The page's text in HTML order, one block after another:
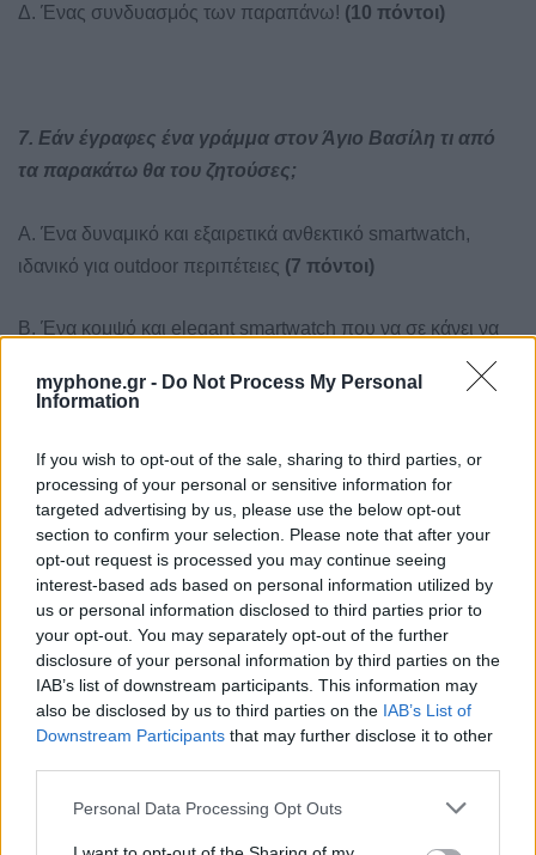
myphone.gr - Do Not Process My Personal
Information
If you wish to opt-out of the sale, sharing to third parties, or
processing of your personal or sensitive information for
targeted advertising by us, please use the below opt-out
section to confirm your selection. Please note that after your
opt-out request is processed you may continue seeing
interest-based ads based on personal information utilized by
us or personal information disclosed to third parties prior to
your opt-out. You may separately opt-out of the further
disclosure of your personal information by third parties on the
IAB’s list of downstream participants. This information may
also be disclosed by us to third parties on the IAB’s List of
Downstream Participants that may further disclose it to other
Personal Data Processing Opt Outs
Δ. Ένας συνδυασμός των παραπάνω! (10 πόντοι)
7. Εάν έγραφες ένα γράμμα στον Άγιο Βασίλη τι από
τα παρακάτω θα του ζητούσες;
Α. Ένα δυναμικό και εξαιρετικά ανθεκτικό smartwatch,
ιδανικό για outdoor περιπέτειες (7 πόντοι)
Β. Ένα κομψό και elegant smartwatch που να σε κάνει να
cool True Wireless ακουστικά – (8 πόντοι)
Δ. Ένα smartwatch που λειτουργεί ως ο καλύτερος βοηθός
υγείας, ευεξίας, – personal trainer στον καρπό μου
(6
πόντοι)
Ε. Δεν ήμουν καλό παιδί – Δεν μπορώ να ζητήσω τίποτα
για φέτος! Του χρόνου και βλέπουμε!(1 πόντος)
Αφού τελείωσες και έκανες την